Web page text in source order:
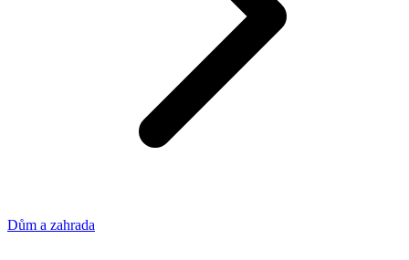
Dům a zahrada